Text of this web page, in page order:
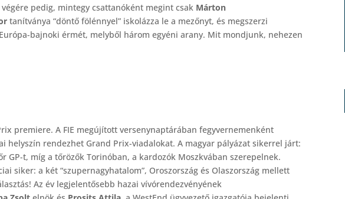
pedig, mintegy csattanóként megint csak Márton
tanítványa “döntő fölénnyel” iskolázza le a mezőnyt, és megszerzi
bajnoki érmét, melyből három egyéni arany. Mit mondjunk, nehezen
premiere. A FIE megújított versenynaptárában fegyvernemenként
helyszín rendezhet Grand Prix-viadalokat. A magyar pályázat sikerrel járt:
GP-t, míg a tőrözők Torinóban, a kardozók Moszkvában szerepelnek.
siker: a két “szupernagyhatalom”, Oroszország és Olaszország mellett
Az év legjelentősebb hazai vívórendezvényének